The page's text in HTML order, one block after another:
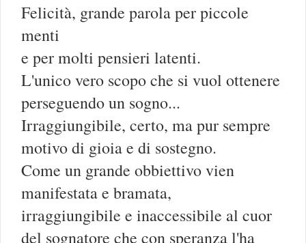
Felicità, grande parola per piccole
menti
e per molti pensieri latenti.
L'unico vero scopo che si vuol ottenere
perseguendo un sogno...
Irraggiungibile, certo, ma pur sempre
motivo di gioia e di sostegno.
Come un grande obbiettivo vien
manifestata e bramata,
irraggiungibile e inaccessibile al cuor
del sognatore che con speranza l'ha